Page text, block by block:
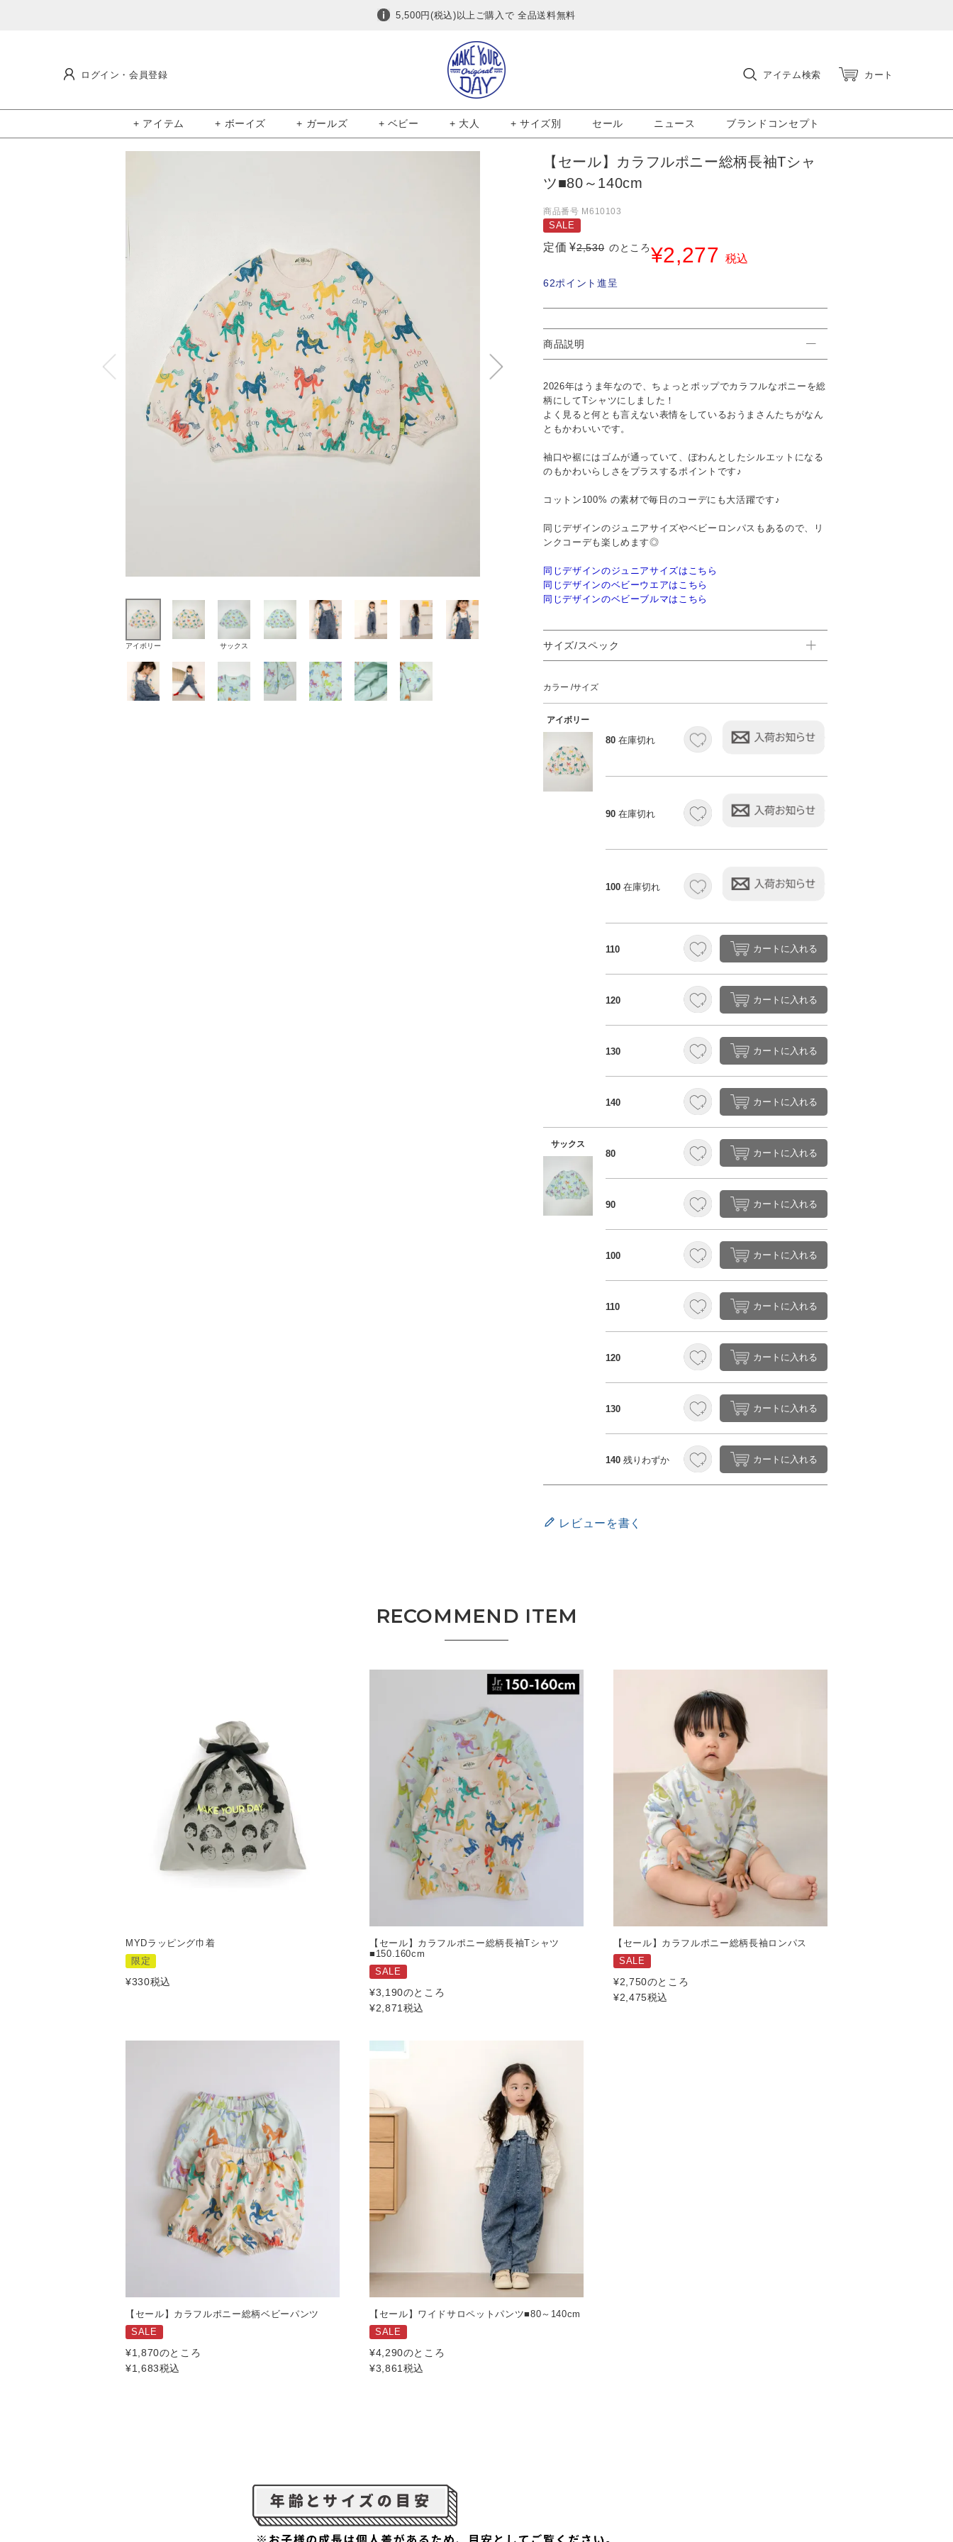
5,500円(税込)以上ご購入で 全品送料無料
アイテム検索
ログイン・会員登録 カート
+ アイテム + ボーイズ + ガールズ + ベビー + 大人 + サイズ別 セール ニュース ブランドコンセプト
アイボリー サックス
【セール】カラフルポニー総柄長袖Tシャ
ツ■80～140cm
商品番号 M610103
SALE
定価 ¥2,530 のところ¥2,277 税込
62ポイント進呈
商品説明
2026年はうま年なので、ちょっとポップでカラフルなポニーを総
柄にしてTシャツにしました！
よく見ると何とも言えない表情をしているおうまさんたちがなん
ともかわいいです。
袖口や裾にはゴムが通っていて、ぽわんとしたシルエットになる
のもかわいらしさをプラスするポイントです♪
コットン100% の素材で毎日のコーデにも大活躍です♪
同じデザインのジュニアサイズやベビーロンパスもあるので、リ
ンクコーデも楽しめます◎
同じデザインのジュニアサイズはこちら
同じデザインのベビーウエアはこちら
同じデザインのベビーブルマはこちら
サイズ/スペック
カラー サイズ
アイボリー
80 在庫切れ
90 在庫切れ
100 在庫切れ
110 カートに入れる
120 カートに入れる
130 カートに入れる
140 カートに入れる
サックス
80 カートに入れる
90 カートに入れる
100 カートに入れる
110 カートに入れる
120 カートに入れる
130 カートに入れる
140 残りわずか カートに入れる
レビューを書く
MYDラッピング巾着
限定
¥330税込
【セール】カラフルポニー総柄長袖Tシャツ
■150.160cm
SALE
¥3,190のところ
¥2,871 税込
【セール】カラフルポニー総柄長袖ロンパス
SALE
¥2,750のところ
¥2,475税込
【セール】カラフルポニー総柄ベビーパンツ
SALE
¥1,870のところ
¥1,683税込
【セール】ワイドサロペットパンツ■80～140cm
SALE
¥4,290のところ
¥3,861税込